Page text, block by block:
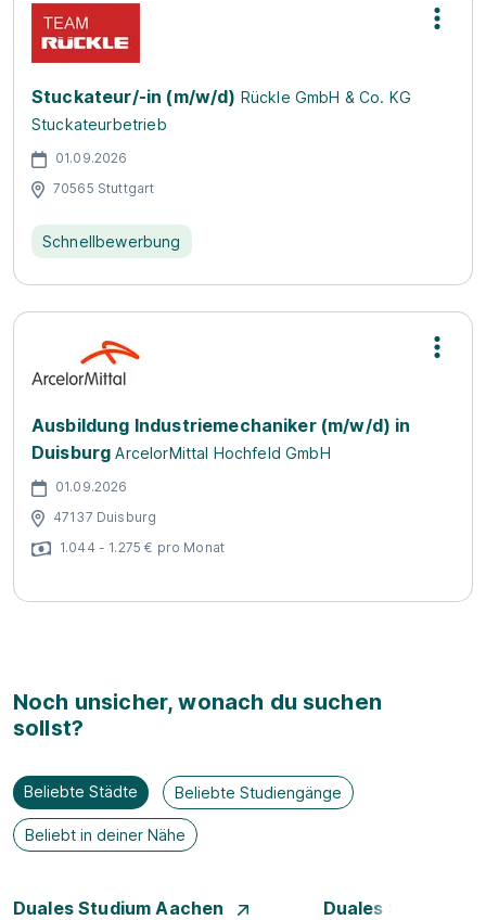
Stuckateur/-in (m/w/d) Rückle GmbH & Co. KG
Stuckateurbetrieb
01.09.2026
70565 Stuttgart
Schnellbewerbung
Ausbildung Industriemechaniker (m/w/d) in
Duisburg ArcelorMittal Hochfeld GmbH
01.09.2026
47137 Duisburg
1.044 - 1.275 € pro Monat
Noch unsicher, wonach du suchen
sollst?
Beliebte Städte Beliebte Studiengänge
Beliebt in deiner Nähe
Duales Studium Aachen
Duales Studium